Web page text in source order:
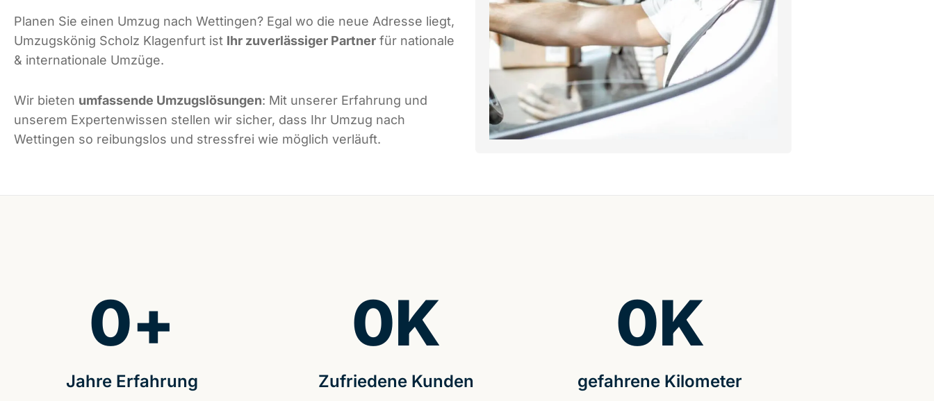
Planen Sie einen Umzug nach Wettingen? Egal wo die neue Adresse liegt,
Umzugskönig Scholz Klagenfurt ist Ihr zuverlässiger Partner für nationale
& internationale Umzüge.
Wir bieten umfassende Umzugslösungen: Mit unserer Erfahrung und
unserem Expertenwissen stellen wir sicher, dass Ihr Umzug nach
Wettingen so reibungslos und stressfrei wie möglich verläuft.
Jahre Erfahrung
0+
Zufriedene Kunden
0K
gefahrene Kilometer
0K